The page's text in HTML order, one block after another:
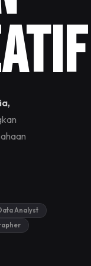
Analyst